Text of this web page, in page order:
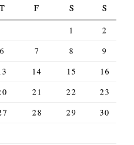
T F S
S
1
2
6 7 8
9
14 15
16
21 22
23
28 29
30